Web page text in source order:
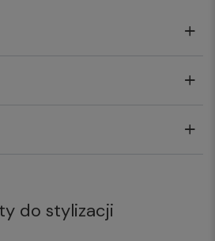
do stylizacji